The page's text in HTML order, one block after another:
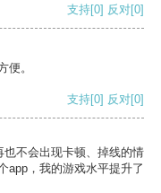
支持[0] 反对[0]
便。
支持[0] 反对[0]
不会出现卡顿、掉线的情
app，我的游戏水平提升了